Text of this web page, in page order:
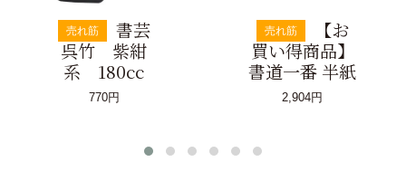
売れ筋
書芸
呉竹 紫紺
系 180cc
770円
売れ筋
【お
買い得商品】
書道一番 半紙
2,904円